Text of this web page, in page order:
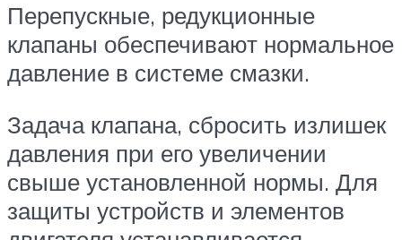
Перепускные, редукционные
клапаны обеспечивают нормальное
давление в системе смазки.
Задача клапана, сбросить излишек
давления при его увеличении
свыше установленной нормы. Для
защиты устройств и элементов